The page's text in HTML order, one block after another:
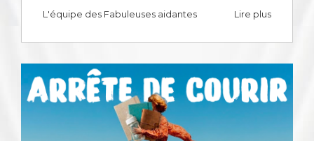
L'équipe des Fabuleuses aidantes Lire plus